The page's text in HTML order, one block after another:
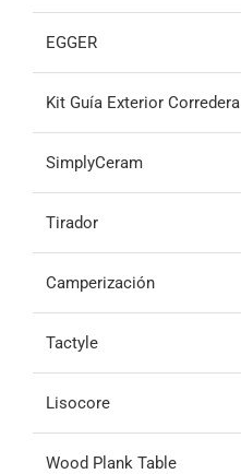
EGGER
Kit Guía Exterior Corredera
SimplyCeram
Tirador
Camperización
Tactyle
Lisocore
Wood Plank Table